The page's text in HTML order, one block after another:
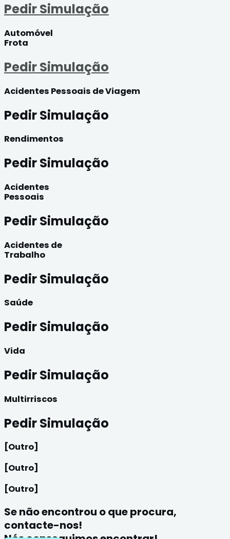
Pedir Simulação
Automóvel
Frota
Pedir Simulação
Acidentes Pessoais de Viagem
Pedir Simulação
Rendimentos
Pedir Simulação
Acidentes
Pessoais
Pedir Simulação
Acidentes de
Trabalho
Pedir Simulação
Saúde
Pedir Simulação
Vida
Pedir Simulação
Multirriscos
Pedir Simulação
[Outro]
[Outro]
[Outro]
Se não encontrou o que procura,
contacte-nos!